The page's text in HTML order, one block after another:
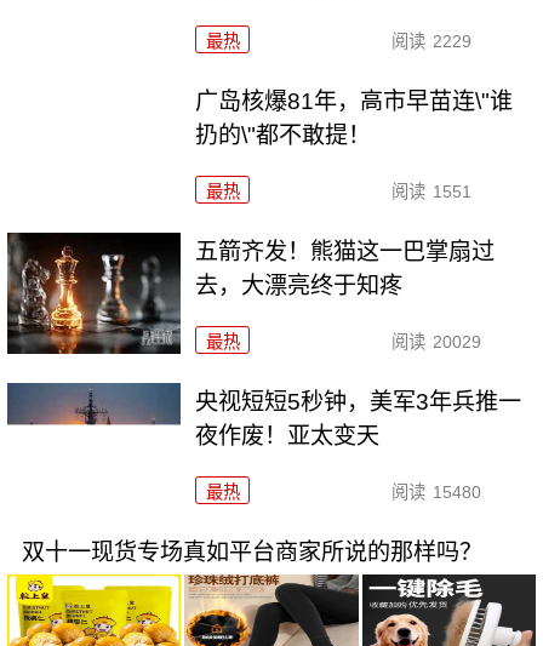
最热 阅读 2229
广岛核爆81年，高市早苗连\"谁
扔的\"都不敢提！
最热 阅读 1551
五箭齐发！熊猫这一巴掌扇过
去，大漂亮终于知疼
最热 阅读 20029
央视短短5秒钟，美军3年兵推一
夜作废！亚太变天
最热 阅读 15480
双十一现货专场真如平台商家所说的那样吗？